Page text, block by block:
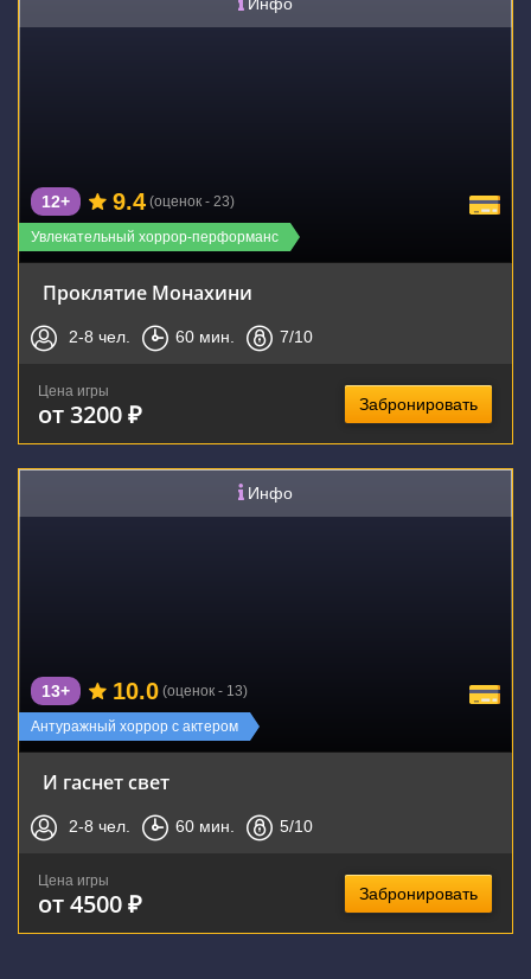
Увлекательный хоррор-перформанс
12+ 9.4 (оценок - 23)
Проклятие Монахини
2-8 чел. 60 мин. 7/10
Цена игры
от 3200 ₽ Забронировать
Инфо
Антуражный хоррор с актером
13+ 10.0 (оценок - 13)
И гаснет свет
2-8 чел. 60 мин. 5/10
Цена игры
от 4500 ₽ Забронировать